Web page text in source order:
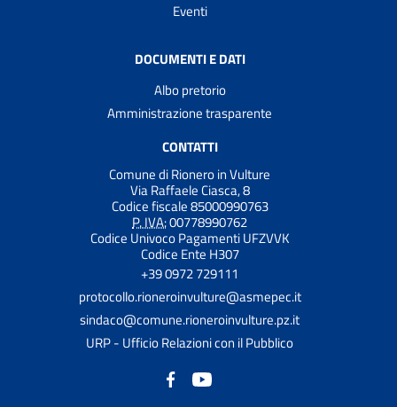
Eventi
DOCUMENTI E DATI
Albo pretorio
Amministrazione trasparente
CONTATTI
Comune di Rionero in Vulture
Via Raffaele Ciasca, 8
Codice fiscale 85000990763
P. IVA:00778990762
Codice Univoco Pagamenti UFZVVK
Codice Ente H307
+39 0972 729111
protocollo.rioneroinvulture@asmepec.it
sindaco@comune.rioneroinvulture.pz.it
URP - Ufficio Relazioni con il Pubblico